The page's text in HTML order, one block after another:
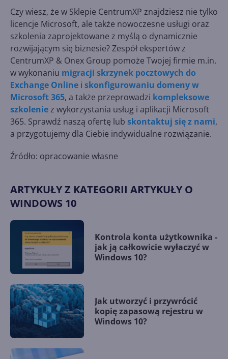
Czy wiesz, że w Sklepie CentrumXP znajdziesz nie tylko
licencje Microsoft, ale także nowoczesne usługi oraz
szkolenia zaprojektowane z myślą o dynamicznie
rozwijającym się biznesie? Zespół ekspertów z
CentrumXP & Onex Group pomoże Twojej firmie m.in.
w wykonaniu migracji skrzynek pocztowych do
Exchange Online i skonfigurowaniu domeny w
Microsoft 365, a także przeprowadzi kompleksowe
szkoleniez wykorzystania usług i aplikacji Microsoft
365. Sprawdź naszą ofertę lub skontaktuj się z nami,
a przygotujemy dla Ciebie indywidualne rozwiązanie.
Źródło: opracowanie własne
ARTYKUŁY Z KATEGORII ARTYKUŁY O
WINDOWS 10
Kontrola konta użytkownika -
jak ją całkowicie wyłaczyć w
Windows 10?
Jak utworzyć i przywrócić
kopię zapasową rejestru w
Windows 10?